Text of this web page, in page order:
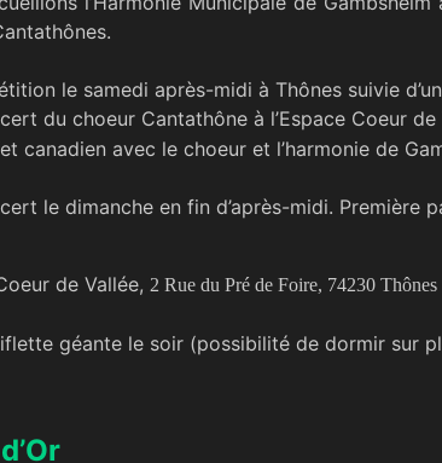
le samedi après-midi à Thônes suivie
du choeur Cantathône à l’Espace Coeur de
canadien avec le choeur et l’harmonie de
le dimanche en fin d’après-midi. Première
de Vallée, 2 Rue du Pré de Foire, 74230 Thônes
géante le soir (possibilité de dormir sur